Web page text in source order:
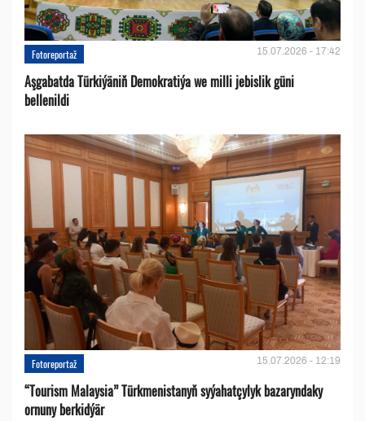
Fotoreportaž 15.07.2026 - 17:42
Aşgabatda Türkiýäniň Demokratiýa we milli jebislik güni
bellenildi
Fotoreportaž 15.07.2026 - 12:19
“Tourism Malaysia” Türkmenistanyň syýahatçylyk bazaryndaky
ornuny berkidýär